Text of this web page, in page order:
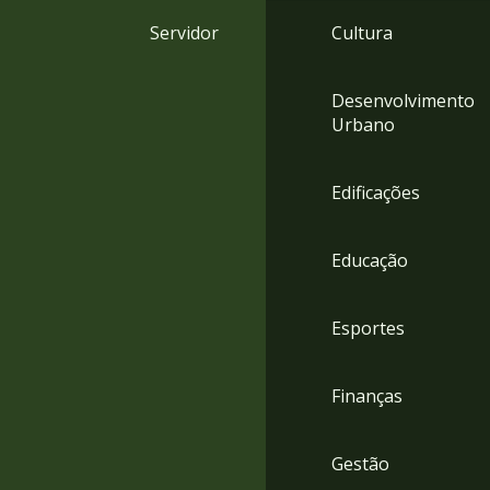
Servidor Cultura
Desenvolvimento
Urbano
Edificações
Educação
Esportes
Finanças
Gestão